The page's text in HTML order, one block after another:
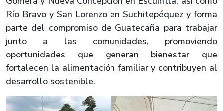
Río Bravo y San Lorenzo en Suchitepéquez y forma
parte del compromiso de Guatecaña para trabajar
junto a las comunidades, promoviendo
oportunidades que generan bienestar que
fortalecen la alimentación familiar y contribuyen al
desarrollo sostenible.